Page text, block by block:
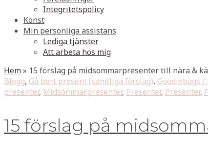
Integritetspolicy
Konst
Min personliga assistans
Lediga tjänster
Att arbeta hos mig
Hem» 15 förslag på midsommarpresenter till nära &
Blogg, Gå bort present (samtliga förslag), Goodiebags /
presenter, Midsommarpresenter, Presenter, Presenter,
15 förslag på